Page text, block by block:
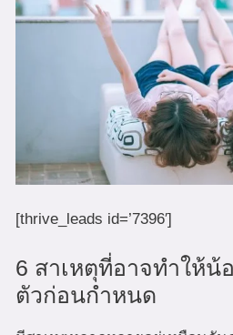
[thrive_leads id=’7396′]
6 สาเหตุที่อาจทำให้น้
ตัวก่อนกำหนด